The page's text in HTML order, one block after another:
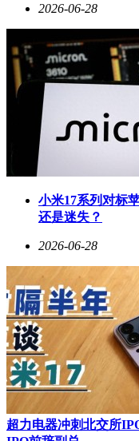
2026-06-28
小米17系列对标
还是迷失？
2026-06-28
超力电器冲刺北交所